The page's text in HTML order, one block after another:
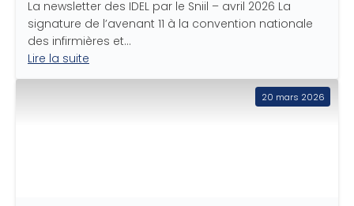
La newsletter des IDEL par le Sniil – avril 2026 La
signature de l’avenant 11 à la convention nationale
des infirmières et…
Lire la suite
20 mars 2026